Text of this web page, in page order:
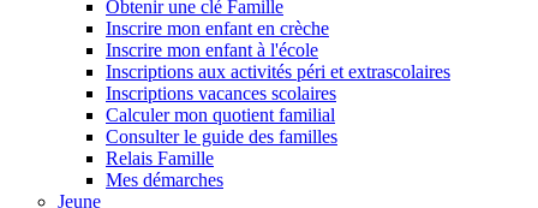
Obtenir une clé Famille
Inscrire mon enfant en crèche
Inscrire mon enfant à l'école
Inscriptions aux activités péri et extrascolaires
Inscriptions vacances scolaires
Calculer mon quotient familial
Consulter le guide des familles
Relais Famille
Mes démarches
Jeune